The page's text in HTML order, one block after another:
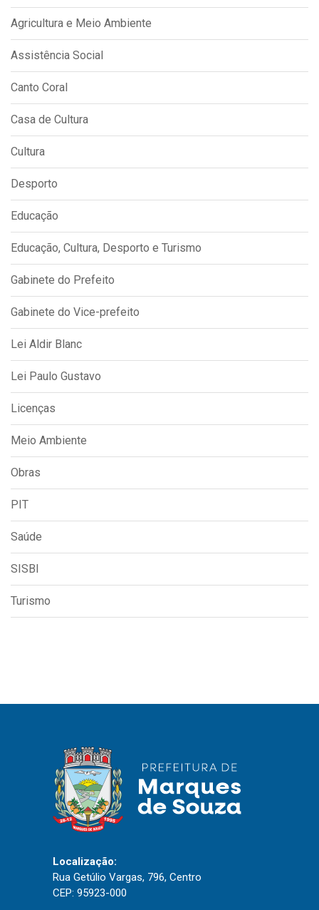
Agricultura e Meio Ambiente
Assistência Social
Canto Coral
Casa de Cultura
Cultura
Desporto
Educação
Educação, Cultura, Desporto e Turismo
Gabinete do Prefeito
Gabinete do Vice-prefeito
Lei Aldir Blanc
Lei Paulo Gustavo
Licenças
Meio Ambiente
Obras
PIT
Saúde
SISBI
Turismo
Localização:
Rua Getúlio Vargas, 796, Centro
CEP: 95923-000